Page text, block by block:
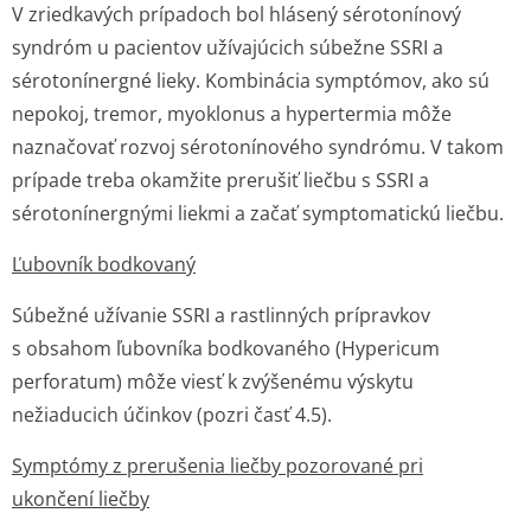
V zriedkavých prípadoch bol hlásený sérotonínový
syndróm u pacientov užívajúcich súbežne SSRI a
sérotonínergné lieky. Kombinácia symptómov, ako sú
nepokoj, tremor, myoklonus a hypertermia môže
naznačovať rozvoj sérotonínového syndrómu. V takom
prípade treba okamžite prerušiť liečbu s SSRI a
sérotonínergnými liekmi a začať symptomatickú liečbu.
Ľubovník bodkovaný
Súbežné užívanie SSRI a rastlinných prípravkov
s obsahom ľubovníka bodkovaného (Hypericum
perforatum) môže viesť k zvýšenému výskytu
nežiaducich účinkov (pozri časť 4.5).
Symptómy z prerušenia liečby pozorované pri
ukončení liečby